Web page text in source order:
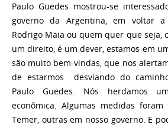
Paulo Guedes mostrou-se
governo da Argentina, em voltar
Rodrigo Maia ou quem quer que seja,
um direito, é um dever, estamos em
são muito bem-vindas, que nos
de estarmos desviando do
Paulo Guedes. Nós herdamos
econômica. Algumas medidas
Temer, outras em nosso governo. E